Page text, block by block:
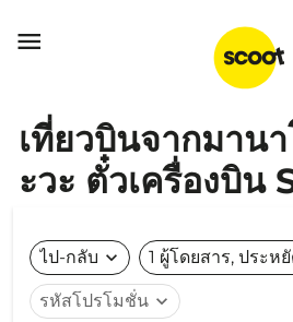

เที่ยวบินจากมาน
ะวะ ตั๋วเครื่องบิน
ไป-กลับ expand_more 1 ผู้โดยสาร, ประห
รหัสโปรโมชั่น expand_more